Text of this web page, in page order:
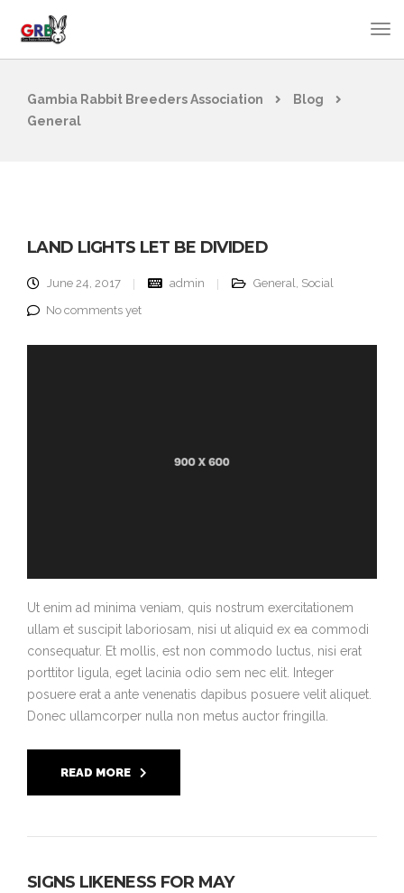
Gambia Rabbit Breeders Association
Blog
General
LAND LIGHTS LET BE DIVIDED
June 24, 2017 admin General, Social
No comments yet
Ut enim ad minima veniam, quis nostrum exercitationem
ullam et suscipit laboriosam, nisi ut aliquid ex ea commodi
consequatur. Et mollis, est non commodo luctus, nisi erat
porttitor ligula, eget lacinia odio sem nec elit. Integer
posuere erat a ante venenatis dapibus posuere velit aliquet.
Donec ullamcorper nulla non metus auctor fringilla.
READ MORE
SIGNS LIKENESS FOR MAY